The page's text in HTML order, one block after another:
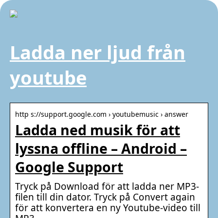
Ladda ner ljud från
youtube
http s://support.google.com › youtubemusic › answer
Ladda ned musik för att
lyssna offline – Android –
Google Support
Tryck på Download för att ladda ner MP3-
filen till din dator. Tryck på Convert again
för att konvertera en ny Youtube-video till